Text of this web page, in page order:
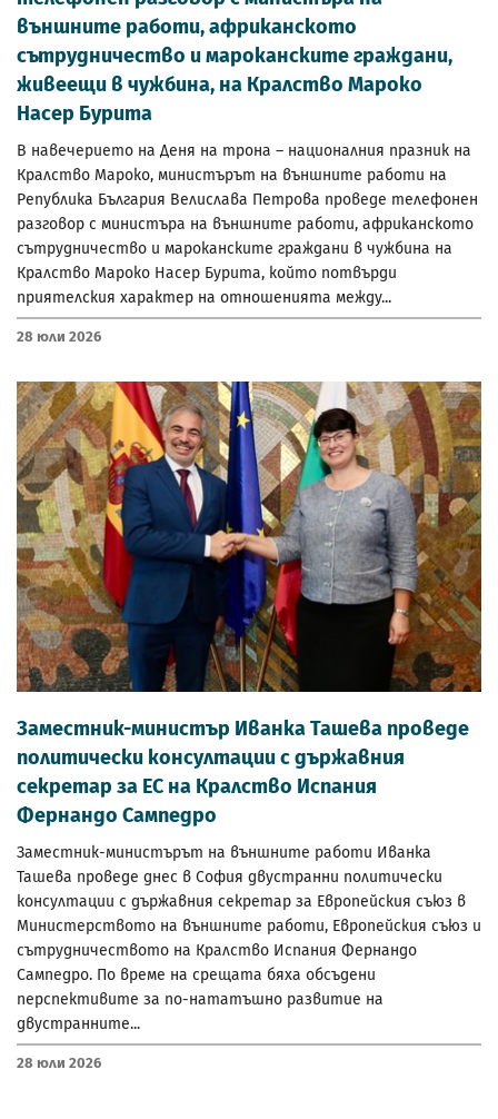
външните работи, африканското
сътрудничество и мароканските граждани,
живеещи в чужбина, на Кралство Мароко
Насер Бурита
В навечерието на Деня на трона – националния празник на
Кралство Мароко, министърът на външните работи на
Република България Велислава Петрова проведе телефонен
разговор с министъра на външните работи, африканското
сътрудничество и мароканските граждани в чужбина на
Кралство Мароко Насер Бурита, който потвърди
приятелския характер на отношенията между...
28 Юли 2026
Заместник-министър Иванка Ташева проведе
политически консултации с държавния
секретар за ЕС на Кралство Испания
Фернандо Сампедро
Заместник-министърът на външните работи Иванка
Ташева проведе днес в София двустранни политически
консултации с държавния секретар за Европейския съюз в
Министерството на външните работи, Европейския съюз и
сътрудничеството на Кралство Испания Фернандо
Сампедро. По време на срещата бяха обсъдени
перспективите за по-нататъшно развитие на
двустранните...
28 Юли 2026